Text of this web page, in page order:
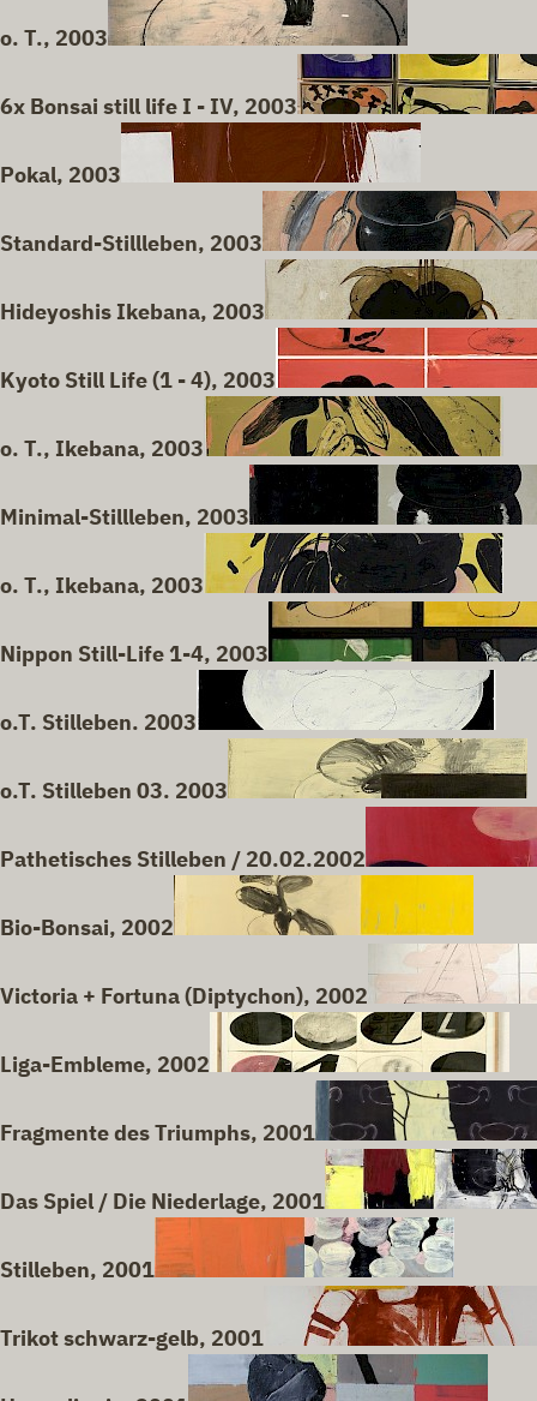
o. T., 2003
6x Bonsai still life I - IV, 2003
Pokal, 2003
Standard-Stillleben, 2003
Hideyoshis Ikebana, 2003
Kyoto Still Life (1 - 4), 2003
o. T., Ikebana, 2003
Minimal-Stillleben, 2003
o. T., Ikebana, 2003
Nippon Still-Life 1-4, 2003
o.T. Stilleben. 2003
o.T. Stilleben 03. 2003
Pathetisches Stilleben / 20.02.2002
Bio-Bonsai, 2002
Victoria + Fortuna (Diptychon), 2002
Liga-Embleme, 2002
Fragmente des Triumphs, 2001
Das Spiel / Die Niederlage, 2001
Stilleben, 2001
Trikot schwarz-gelb, 2001